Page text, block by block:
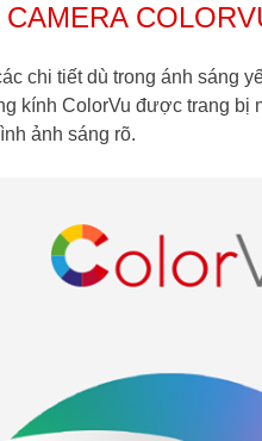
chi tiết dù trong ánh sáng
kính ColorVu được trang bị
ảnh sáng rõ.